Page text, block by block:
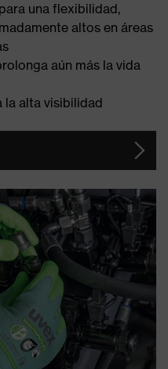
una flexibilidad,
altos en áreas
aún más la vida
la alta visibilidad